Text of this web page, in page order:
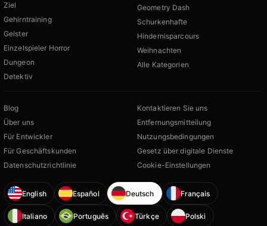
Ziel
Gehirntraining
Geister
Einzelspieler Horror
Dungeon
Detektiv
Geometry Dash
Schurkenhafte
Hindernisparcours
Weihnachten
Alle Kategorien
Blog
Über uns
Für Entwickler
Für Geschäftskunden
Datenschutzrichtlinie
Kontaktieren Sie uns
Entfernungsmitteilung
Nutzungsbedingungen
Gesetz über digitale Dienste
Cookie-Einstellungen
English Español Deutsch Français
Italiano Português Türkçe Polski